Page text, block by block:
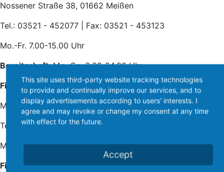
Nossener Straße 38, 01662 Meißen
Tel.: 03521 - 452077 | Fax: 03521 - 453123
Mo.-Fr. 7.00-15.00 Uhr
Bereitschaft:Mo.-So. 0.00-24.00 Uhr
Filiale Nossen
Markt 34, 01683 Nossen
Tel.: 035242 - 71006 | Fax: 035242 - 71008
Mo.-Fr. 7.00-15.00 Uhr
Filiale Weinböhla
This site uses third-party website tracking technologies
to provide and continually improve our services, and to
display advertisements according to users' interests. I
agree and may revoke or change my consent at any time
with effect for the future.
Accept